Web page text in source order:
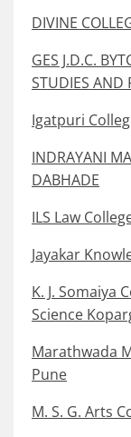
DIVINE
GES J.D.C.
STUDIES AND
Igatpuri
INDRAYANI
DABHADE
ILS Law
Jayakar
K. J. Somaiya
Science
Marathwada
Pune
M. S. G. Arts